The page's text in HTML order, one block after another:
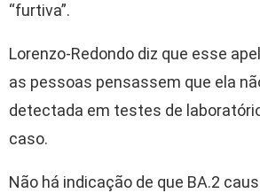
“furtiva”.
Lorenzo-Redondo diz que esse
as pessoas pensassem que ela
detectada em testes de
caso.
Não há indicação de que BA.2